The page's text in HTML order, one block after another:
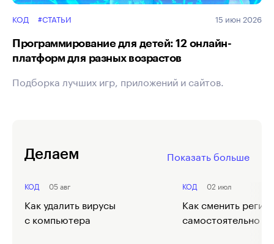
КОД #СТАТЬИ 15 июн 2026
Программирование для детей: 12 онлайн-
платформ для разных возрастов
Подборка лучших игр, приложений и сайтов.
Делаем Показать больше
05 авг
КОД
Как удалить вирусы
с компьютера
02 июл
КОД
Как сменить
самостоятельно